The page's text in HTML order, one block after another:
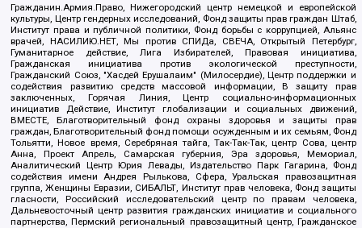
Гражданин.Армия.Право, Нижегородский центр немецкой и европейской
культуры, Центр гендерных исследований, Фонд защиты прав граждан Штаб,
Институт права и публичной политики, Фонд борьбы с коррупцией, Альянс
врачей, НАСИЛИЮ.НЕТ, Мы против СПИДа, СВЕЧА, Открытый Петербург,
Гуманитарное действие, Лига Избирателей, Правовая инициатива,
Гражданская инициатива против экологической преступности,
Гражданский Союз, "Хасдей Ерушалаим" (Милосердие), Центр поддержки и
содействия развитию средств массовой информации, В защиту прав
заключенных, Горячая Линия, Центр социально-информационных
инициатив Действие, Институт глобализации и социальных движений,
ВМЕСТЕ, Благотворительный фонд охраны здоровья и защиты прав
граждан, Благотворительный фонд помощи осужденным и их семьям, Фонд
Тольятти, Новое время, Серебряная тайга, Так-Так-Так, центр Сова, центр
Анна, Проект Апрель, Самарская губерния, Эра здоровья, Мемориал,
Аналитический Центр Юрия Левады, Издательство Парк Гагарина, Фонд
содействия имени Андрея Рылькова, Сфера, Уральская правозащитная
группа, Женщины Евразии, СИБАЛЬТ, Институт прав человека, Фонд защиты
гласности, Российский исследовательский центр по правам человека,
Дальневосточный центр развития гражданских инициатив и социального
партнерства, Пермский региональный правозащитный центр, Гражданское